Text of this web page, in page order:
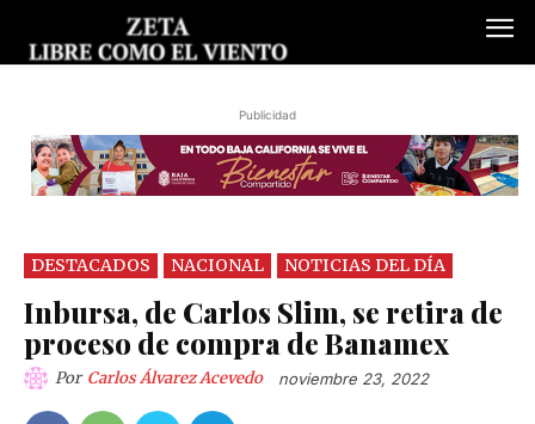
Publicidad
DESTACADOS NACIONAL NOTICIAS DEL DÍA
Inbursa, de Carlos Slim, se retira de
proceso de compra de Banamex
Por Carlos Álvarez Acevedo noviembre 23, 2022